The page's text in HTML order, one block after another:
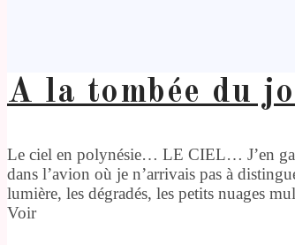
A la tombée du
Le ciel en polynésie… LE CIEL… J’en
dans l’avion où je n’arrivais pas à
lumière, les dégradés, les petits nuages
Voir